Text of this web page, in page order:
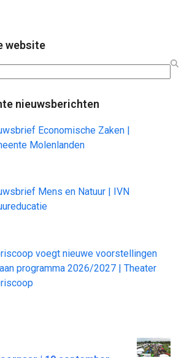
website
nieuwsberichten
Economische Zaken |
Molenlanden
Mens en Natuur | IVN
voegt nieuwe voorstellingen
programma 2026/2027 | Theater